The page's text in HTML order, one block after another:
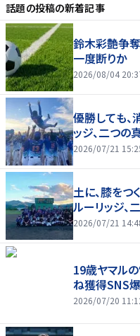
話題の投稿の新着記事
鈴木彩艶争
一度断りか
2026/08/04
優勝しても、
ッジ、二つの
2026/07/21
土に、膝をつ
ルーリッジ、
2026/07/21
19歳ヤマル
ね獲得SNS
2026/07/20